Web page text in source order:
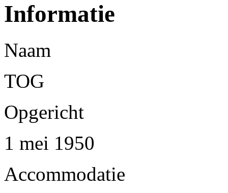
Informatie
Naam
TOG
Opgericht
1 mei 1950
Accommodatie